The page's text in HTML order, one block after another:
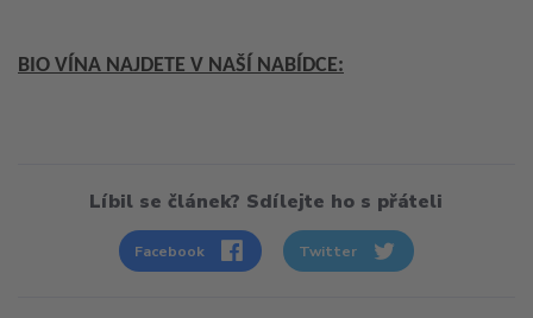
BIO VÍNA NAJDETE V NAŠÍ NABÍDCE:
Líbil se článek? Sdílejte ho s přáteli
Facebook Twitter